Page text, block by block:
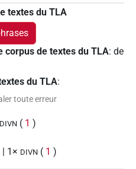
textes du TLA
corpus de textes du TLA: de
du TLA:
toute erreur
DIVN ( 1 )
| 1× DIVN ( 1 )